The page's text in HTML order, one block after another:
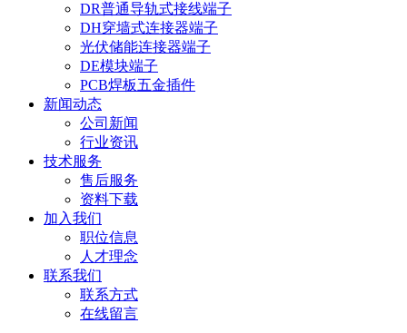
DR普通导轨式接线端子
DH穿墙式连接器端子
光伏储能连接器端子
DE模块端子
PCB焊板五金插件
新闻动态
公司新闻
行业资讯
技术服务
售后服务
资料下载
加入我们
职位信息
人才理念
联系我们
联系方式
在线留言